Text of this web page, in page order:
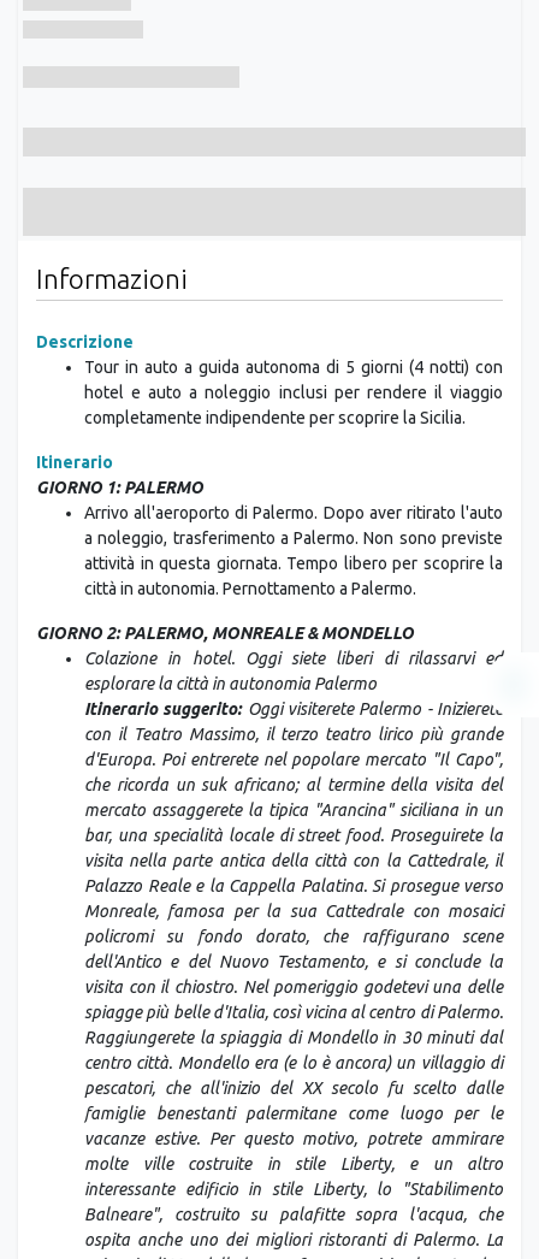
Informazioni
Descrizione
Tour in auto a guida autonoma di 5 giorni (4 notti) con
hotel e auto a noleggio inclusi per rendere il viaggio
completamente indipendente per scoprire la Sicilia.
Itinerario
GIORNO 1: PALERMO
Arrivo all'aeroporto di Palermo. Dopo aver ritirato l'auto
a noleggio, trasferimento a Palermo. Non sono previste
attività in questa giornata. Tempo libero per scoprire la
città in autonomia. Pernottamento a Palermo.
GIORNO 2: PALERMO, MONREALE & MONDELLO
Colazione in hotel. Oggi siete liberi di rilassarvi ed
esplorare la città in autonomia Palermo
Itinerario suggerito:Oggi visiterete Palermo - Inizierete
con il Teatro Massimo, il terzo teatro lirico più grande
d'Europa. Poi entrerete nel popolare mercato "Il Capo",
che ricorda un suk africano; al termine della visita del
mercato assaggerete la tipica "Arancina" siciliana in un
bar, una specialità locale di street food. Proseguirete la
visita nella parte antica della città con la Cattedrale, il
Palazzo Reale e la Cappella Palatina. Si prosegue verso
Monreale, famosa per la sua Cattedrale con mosaici
policromi su fondo dorato, che raffigurano scene
dell'Antico e del Nuovo Testamento, e si conclude la
visita con il chiostro. Nel pomeriggio godetevi una delle
spiagge più belle d'Italia, così vicina al centro di Palermo.
Raggiungerete la spiaggia di Mondello in 30 minuti dal
centro città. Mondello era (e lo è ancora) un villaggio di
pescatori, che all'inizio del XX secolo fu scelto dalle
famiglie benestanti palermitane come luogo per le
vacanze estive. Per questo motivo, potrete ammirare
molte ville costruite in stile Liberty, e un altro
interessante edificio in stile Liberty, lo "Stabilimento
Balneare", costruito su palafitte sopra l'acqua, che
ospita anche uno dei migliori ristoranti di Palermo. La